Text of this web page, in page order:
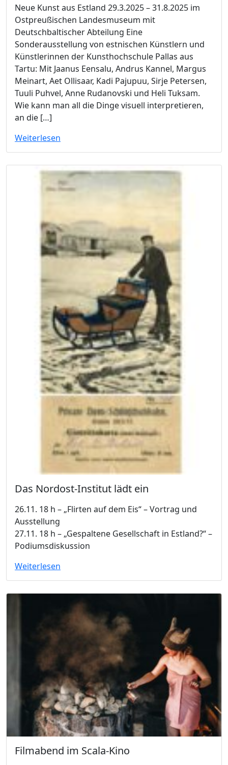
Neue Kunst aus Estland 29.3.2025 – 31.8.2025 im
Ostpreußischen Landesmuseum mit
Deutschbaltischer Abteilung Eine
Sonderausstellung von estnischen Künstlern und
Künstlerinnen der Kunsthochschule Pallas aus
Tartu: Mit Jaanus Eensalu, Andrus Kannel, Margus
Meinart, Aet Ollisaar, Kadi Pajupuu, Sirje Petersen,
Tuuli Puhvel, Anne Rudanovski und Heli Tuksam.
Wie kann man all die Dinge visuell interpretieren,
an die […]
Weiterlesen
Das Nordost-Institut lädt ein
26.11. 18 h – „Flirten auf dem Eis“ – Vortrag und
Ausstellung
27.11. 18 h – „Gespaltene Gesellschaft in Estland?“ –
Podiumsdiskussion
Weiterlesen
Filmabend im Scala-Kino